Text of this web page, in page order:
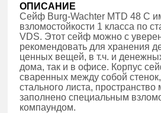
ОПИСАНИЕ
Сейф Burg-Wachter MTD 48 С
взломостойкости 1 класса по
VDS. Этот сейф можно с
рекомендовать для хранения
ценных вещей, в т.ч. и
дома, так и в офисе. Корпус
сваренных между собой
стального листа,
заполнено специальным
компаундом.